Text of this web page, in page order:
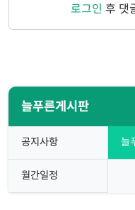
늘푸른게시판
공지사항 늘
월간일정
로그인 후 댓